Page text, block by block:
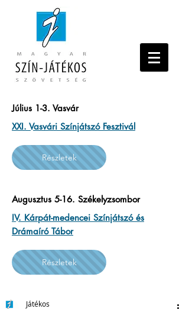
Július 1-3. Vasvár
XXI. Vasvári Színjátszó Fesztivál
Részletek
Augusztus 5-16. Székelyzsombor
IV. Kárpát-medencei Színjátszó és
Drámaíró Tábor
Részletek
Játékos